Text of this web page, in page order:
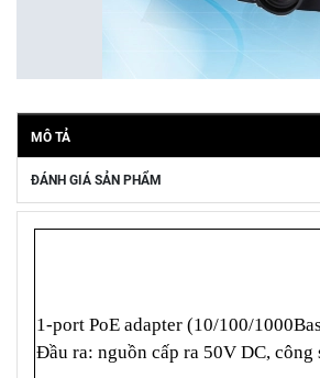
MÔ TẢ
ĐÁNH GIÁ SẢN PHẨM
1-port PoE adapter (10/100/
Đầu ra: nguồn cấp ra 50V DC, công